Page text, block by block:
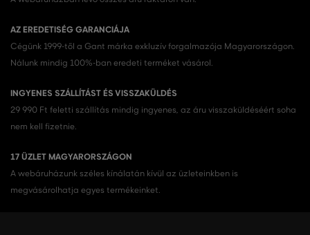
AZ EREDETISÉG GARANCIÁJA
Cégünk 1999-től a Gant márka exkluzív forgalmazója Magyarországon.
Nálunk mindig 100%-ban eredeti terméket vásárol.
INGYENES SZÁLLÍTÁST ÉS VISSZAKÜLDÉS
29 990 Ft feletti szállítás mindig ingyenes, az áru visszaküldéséért soha
nem kell fizetnie.
17 ÜZLET MAGYARORSZÁGON
A webáruházunk széles kínálatán kívül az üzleteinkben is
megvásárolhatja egyes termékeinket.